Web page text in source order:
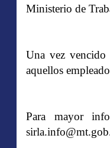
Ministerio de
Una vez vencido
aquellos
Para mayor